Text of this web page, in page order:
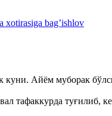
xotirasiga bag’ishlov
куни. Айём муборак
тафаккурда туғилиб,